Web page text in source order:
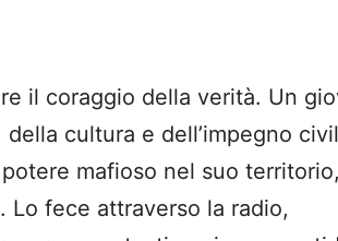
il coraggio della verità. Un
cultura e dell’impegno
mafioso nel suo territorio,
Lo fece attraverso la radio,